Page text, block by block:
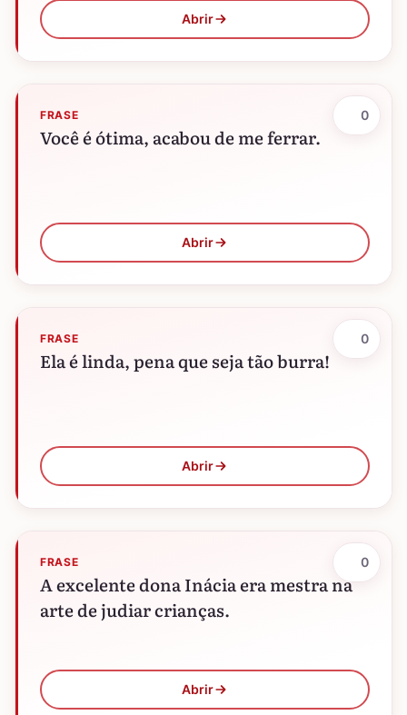
Abrir
FRASE
Você é ótima, acabou de me ferrar.
Abrir
0
FRASE
Ela é linda, pena que seja tão burra!
Abrir
0
FRASE
A excelente dona Inácia era mestra na
arte de judiar crianças.
Abrir
0